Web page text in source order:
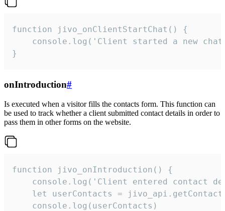
function jivo_onClientStartChat() {
console.log('Client started a new
}
onIntroduction#
Is executed when a visitor fills the contacts form. This function can
be used to track whether a client submitted contact details in order to
pass them in other forms on the website.
function jivo_onIntroduction() {
console.log('Client entered contact
let userContacts =
    console.log(userContacts)